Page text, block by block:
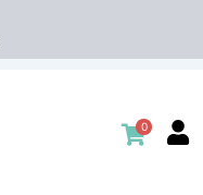
0